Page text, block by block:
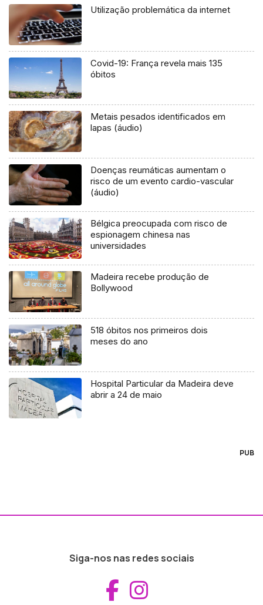
Utilização problemática da internet
Covid-19: França revela mais 135
óbitos
Metais pesados identificados em
lapas (áudio)
Doenças reumáticas aumentam o
risco de um evento cardio-vascular
(áudio)
Bélgica preocupada com risco de
espionagem chinesa nas
universidades
Madeira recebe produção de
Bollywood
518 óbitos nos primeiros dois
meses do ano
Hospital Particular da Madeira deve
abrir a 24 de maio
PUB
Siga-nos nas redes sociais
Aceder ao